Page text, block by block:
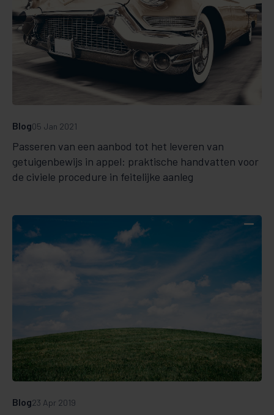
Passeren van een aanbod tot het leveren van
getuigenbewijs in appel: praktische handvatten voor
de civiele procedure in feitelijke aanleg
Blog05 Jan 2021
Blog23 Apr 2019